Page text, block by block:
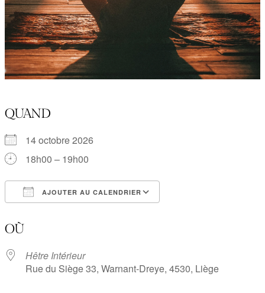
QUAND
14 octobre 2026
18h00 – 19h00
AJOUTER AU CALENDRIER
OÙ
Hêtre Intérieur
Rue du Siège 33, Warnant-Dreye, 4530, Liège